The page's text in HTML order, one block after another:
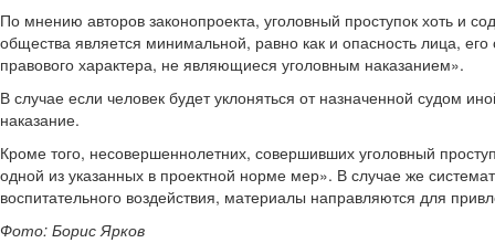
По мнению авторов законопроекта, уголовный проступок хоть и
общества является минимальной, равно как и опасность лица,
правового характера, не являющиеся уголовным наказанием».
В случае если человек будет уклоняться от назначенной судом
наказание.
Кроме того, несовершеннолетних, совершивших уголовный
одной из указанных в проектной норме мер». В случае же
воспитательного воздействия, материалы направляются для
Фото: Борис Ярков